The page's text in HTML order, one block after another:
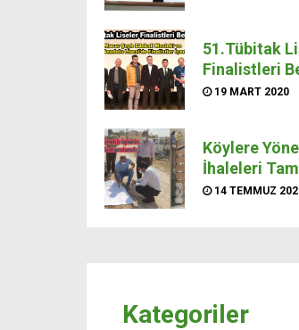
51.Tübitak
Finalistleri
19 MART 2020
Köylere
İhaleleri
14 TEMMUZ
Kategoriler